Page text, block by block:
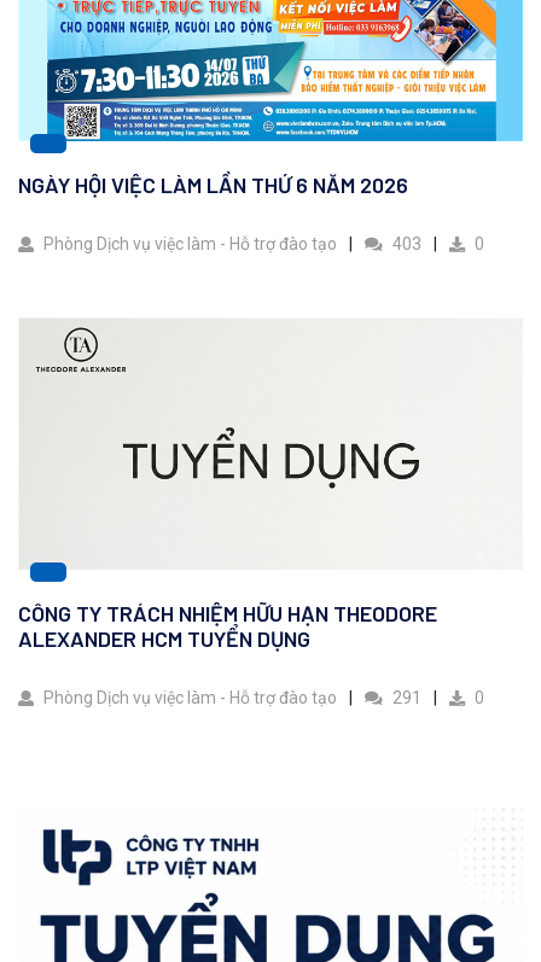
NGÀY HỘI VIỆC LÀM LẦN THỨ 6 NĂM 2026
Phòng Dịch vụ việc làm - Hỗ trợ đào tạo 403 0
CÔNG TY TRÁCH NHIỆM HỮU HẠN THEODORE
ALEXANDER HCM TUYỂN DỤNG
Phòng Dịch vụ việc làm - Hỗ trợ đào tạo 291 0